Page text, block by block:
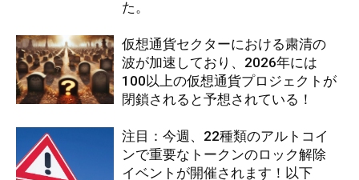
た。
仮想通貨セクターにおける粛清の
波が加速しており、2026年には
100以上の仮想通貨プロジェクトが
閉鎖されると予想されている！
注目：今週、22種類のアルトコイ
ンで重要なトークンのロック解除
イベントが開催されます！以下